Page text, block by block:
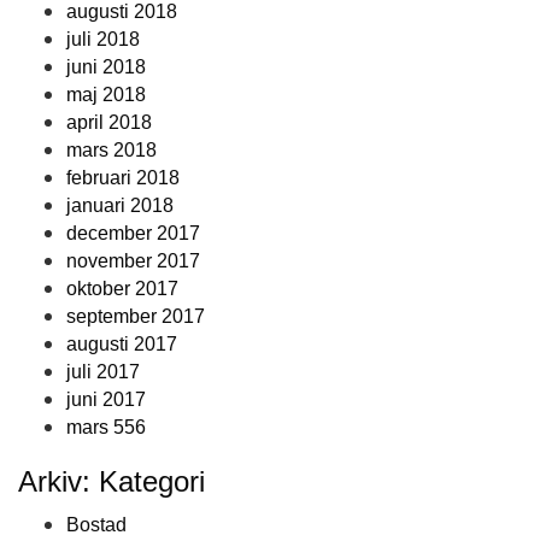
augusti 2018
juli 2018
juni 2018
maj 2018
april 2018
mars 2018
februari 2018
januari 2018
december 2017
november 2017
oktober 2017
september 2017
augusti 2017
juli 2017
juni 2017
mars 556
Arkiv: Kategori
Bostad